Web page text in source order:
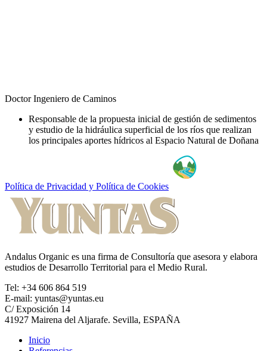
Doctor Ingeniero de Caminos
Responsable de la propuesta inicial de gestión de sedimentos
y estudio de la hidráulica superficial de los ríos que realizan
los principales aportes hídricos al Espacio Natural de Doñana
Política de Privacidad y Política de Cookies
Andalus Organic es una firma de Consultoría que asesora y elabora
estudios de Desarrollo Territorial para el Medio Rural.
Tel: +34 606 864 519
E-mail: yuntas@yuntas.eu
C/ Exposición 14
41927 Mairena del Aljarafe. Sevilla, ESPAÑA
Inicio